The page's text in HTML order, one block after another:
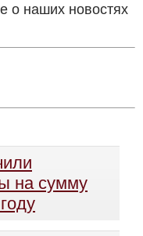
о наших новостях
на сумму